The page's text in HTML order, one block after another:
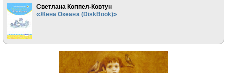
Светлана Коппел-Ковтун
«Жена Океана (DiskBook)»